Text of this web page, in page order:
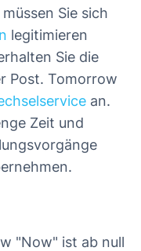
Sie sich
legitimieren
Sie die
Post. Tomorrow
an.
Zeit und
"Now" ist ab null